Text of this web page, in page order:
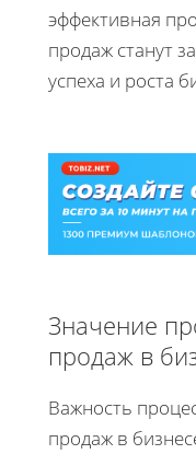
эффективная
продаж станут
успеха и роста
Значение
продаж в
Важность
продаж в